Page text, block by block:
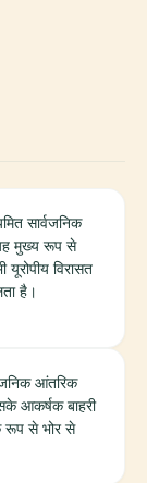
सार्वजनिक
मुख्य रूप से
विरासत
है।
आंतरिक
आकर्षक बाहरी
रूप से भोर से